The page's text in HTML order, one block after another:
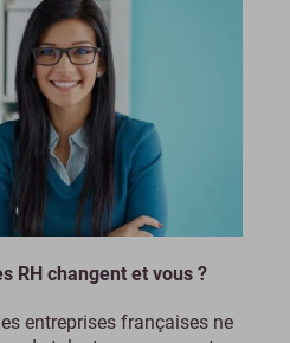
RH changent et vous ?
entreprises françaises ne